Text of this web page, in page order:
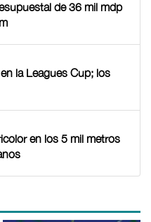
de 36 mil mdp
la Leagues Cup; los
en los 5 mil metros